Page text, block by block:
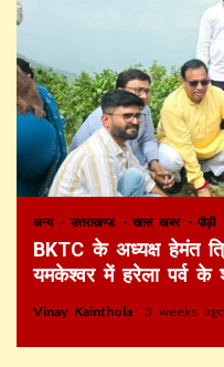
अन्य उत्तराखण्ड खास खबर पौड़ी
BKTC के अध्यक्ष हेमंत
यमकेश्वर में हरेला पर्व के
Vinay Kainthola 3 weeks ago